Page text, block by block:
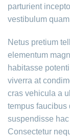
parturient
vestibulum
Netus pretium
elementum
habitasse
viverra at
cras vehicula a
tempus faucibus
suspendisse
Consectetur